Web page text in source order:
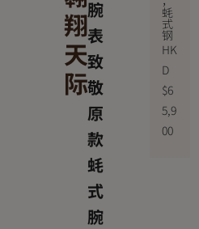
翔
天
际
腕
表
致
敬
原
款
蚝
式
腕
蚝
式
钢
HK
D
$6
5,9
00